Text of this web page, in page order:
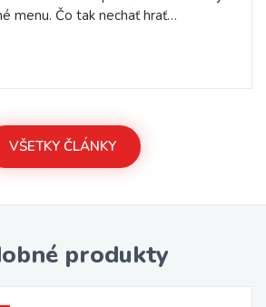
menu. Čo tak nechať hrať…
VŠETKY ČLÁNKY
produkty